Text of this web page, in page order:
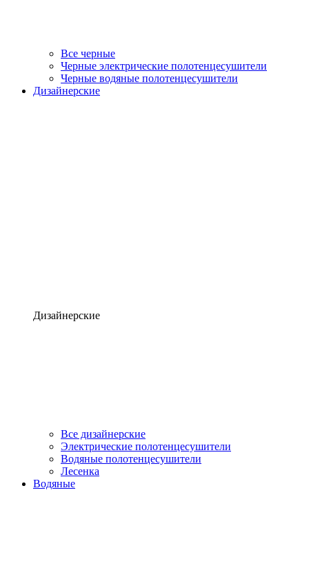
Все черные
Черные электрические полотенцесушители
Черные водяные полотенцесушители
Дизайнерские
Дизайнерские
Все дизайнерские
Электрические полотенцесушители
Водяные полотенцесушители
Лесенка
Водяные